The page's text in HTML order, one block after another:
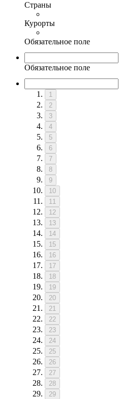
Страны
Курорты
Обязательное поле
Обязательное поле
1
2
3
4
5
6
7
8
9
10
11
12
13
14
15
16
17
18
19
20
21
22
23
24
25
26
27
28
29